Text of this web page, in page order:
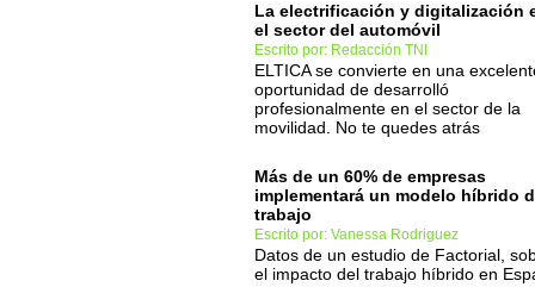
La electrificación y digitalización
el sector del automóvil
Escrito por: Redacción TNI
ELTICA se convierte en una
oportunidad de desarrolló
profesionalmente en el sector de la
movilidad. No te quedes atrás
Más de un 60% de empresas
implementará un modelo híbrido
trabajo
Escrito por: Vanessa Rodriguez
Datos de un estudio de Factorial,
el impacto del trabajo híbrido en